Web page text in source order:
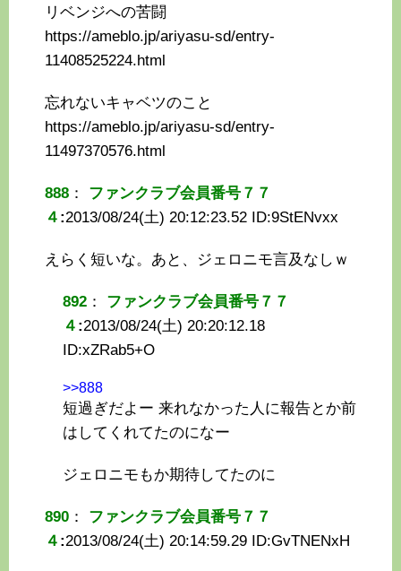
リベンジへの苦闘
https://ameblo.jp/ariyasu-sd/entry-
11408525224.html
忘れないキャベツのこと
https://ameblo.jp/ariyasu-sd/entry-
11497370576.html
888 ： ファンクラブ会員番号７７
４ :2013/08/24(土) 20:12:23.52 ID:9StENvxx
えらく短いな。あと、ジェロニモ言及なしｗ
892 ： ファンクラブ会員番号７７
４ :2013/08/24(土) 20:20:12.18
ID:xZRab5+O
>>888
短過ぎだよー 来れなかった人に報告とか前
はしてくれてたのになー
ジェロニモもか期待してたのに
890 ： ファンクラブ会員番号７７
４ :2013/08/24(土) 20:14:59.29 ID:GvTNENxH